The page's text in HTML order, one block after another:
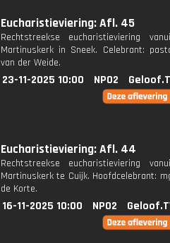
Eucharistieviering: Afl. 45
Rechtstreekse eucharistieviering
Martinuskerk in Sneek. Celebrant:
van der Weide.
23-11-2025 10:00 NPO2
Eucharistieviering: Afl. 44
Rechtstreekse eucharistieviering
Martinuskerk te Cuijk. Hoofdcelebrant:
de Korte.
16-11-2025 10:00 NPO2